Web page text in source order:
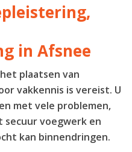
in Afsnee
plaatsen van
vakkennis is vereist. U
met vele problemen,
secuur voegwerk en
kan binnendringen.